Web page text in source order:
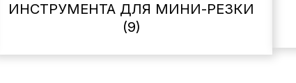
ИНСТРУМЕНТА ДЛЯ МИНИ-РЕЗКИ
(9)